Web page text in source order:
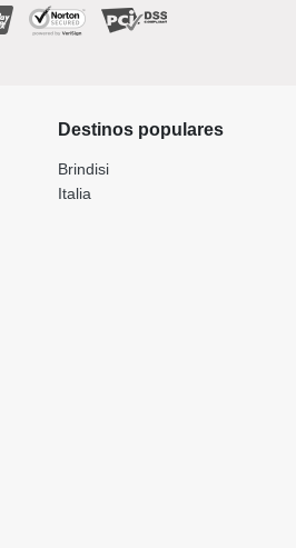
Destinos populares
Brindisi
Italia